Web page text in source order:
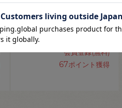
ハマナカ フェルティングニー
ドル スターターセット（H441-
会員登録(無料)
67ポイント獲得